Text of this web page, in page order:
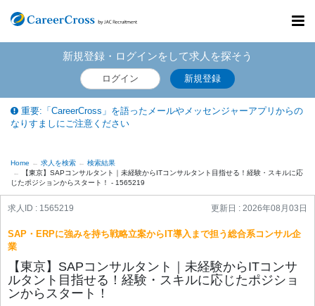
新規登録・ログインをして求人を探そう
ログイン 新規登録
重要:「CareerCross」を語ったメールやメッセンジャーアプリからの
なりすましにご注意ください
Home 求人を検索
検索結果
【東京】SAPコンサルタント｜未経験からITコンサルタント目指せる！経験・スキルに応
じたポジションからスタート！ - 1565219
求人ID : 1565219 更新日 : 2026年08月03日
SAP・ERPに強みを持ち戦略立案からIT導入まで担う総合系コンサル企
業
【東京】SAPコンサルタント｜未経験からITコンサ
ルタント目指せる！経験・スキルに応じたポジショ
ンからスタート！